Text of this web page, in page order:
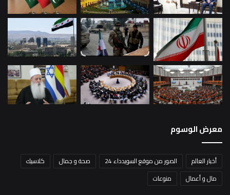
معرض الوسوم
أخبار العالم الصور من موقع السويدداء 24 صحة و جمال
كلاسيك
مال و أعمال
منوعات